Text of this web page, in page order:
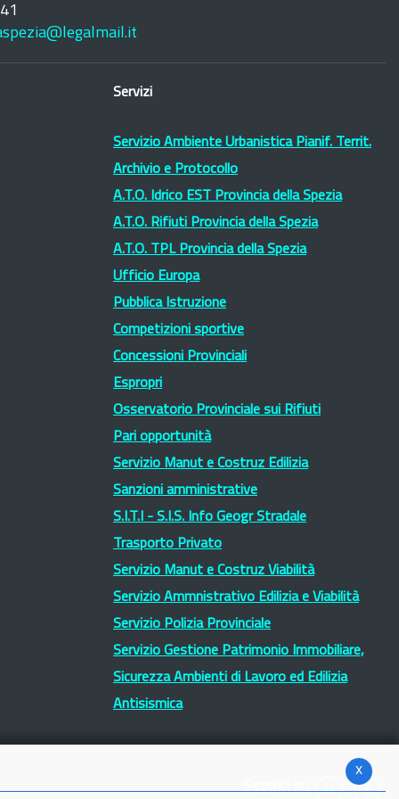
Servizi
Servizio Ambiente Urbanistica Pianif. Territ.
Archivio e Protocollo
A.T.O. Idrico EST Provincia della Spezia
A.T.O. Rifiuti Provincia della Spezia
A.T.O. TPL Provincia della Spezia
Ufficio Europa
Pubblica Istruzione
Competizioni sportive
Concessioni Provinciali
Espropri
Osservatorio Provinciale sui Rifiuti
Pari opportunità
Servizio Manut e Costruz Edilizia
Sanzioni amministrative
S.I.T.I - S.I.S. Info Geogr Stradale
Trasporto Privato
Servizio Manut e Costruz Viabilità
Servizio Ammnistrativo Edilizia e Viabilità
Servizio Polizia Provinciale
Servizio Gestione Patrimonio Immobiliare,
Sicurezza Ambienti di Lavoro ed Edilizia
Antisismica
Seguici su:
x